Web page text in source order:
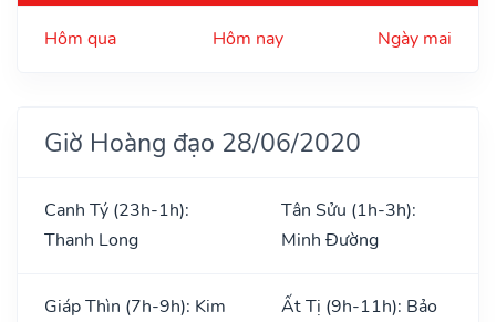
Hôm qua Hôm nay Ngày mai
Giờ Hoàng đạo 28/06/2020
Canh Tý (23h-1h):
Thanh Long
Tân Sửu (1h-3h):
Minh Đường
Giáp Thìn (7h-9h): Kim
Ất Tị (9h-11h): Bảo